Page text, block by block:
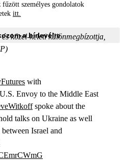
személyes gondolatok
itt.
a hírlevélre
közel-keleti különmegbízottja,
with
Envoy to the Middle East
spoke about the
talks on Ukraine as well
Israel and